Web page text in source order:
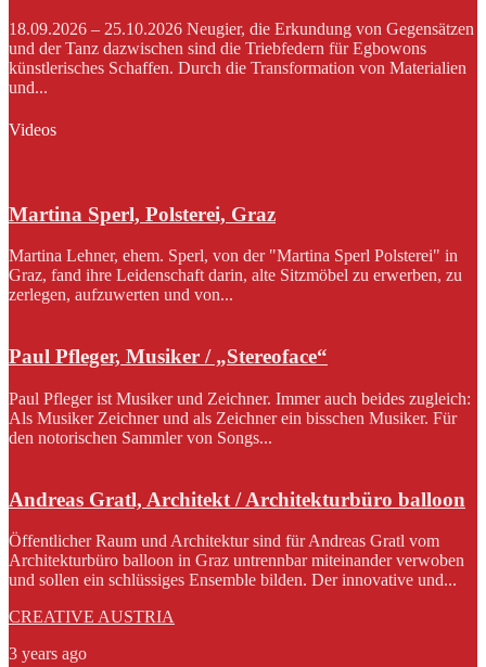
18.09.2026 – 25.10.2026 Neugier, die Erkundung von Gegensätzen
und der Tanz dazwischen sind die Triebfedern für Egbowons
künstlerisches Schaffen. Durch die Transformation von Materialien
und...
Videos
Martina Sperl, Polsterei, Graz
Martina Lehner, ehem. Sperl, von der "Martina Sperl Polsterei" in
Graz, fand ihre Leidenschaft darin, alte Sitzmöbel zu erwerben, zu
zerlegen, aufzuwerten und von...
Paul Pfleger, Musiker / „Stereoface“
Paul Pfleger ist Musiker und Zeichner. Immer auch beides zugleich:
Als Musiker Zeichner und als Zeichner ein bisschen Musiker. Für
den notorischen Sammler von Songs...
Andreas Gratl, Architekt / Architekturbüro balloon
Öffentlicher Raum und Architektur sind für Andreas Gratl vom
Architekturbüro balloon in Graz untrennbar miteinander verwoben
und sollen ein schlüssiges Ensemble bilden. Der innovative und...
CREATIVE AUSTRIA
3 years ago